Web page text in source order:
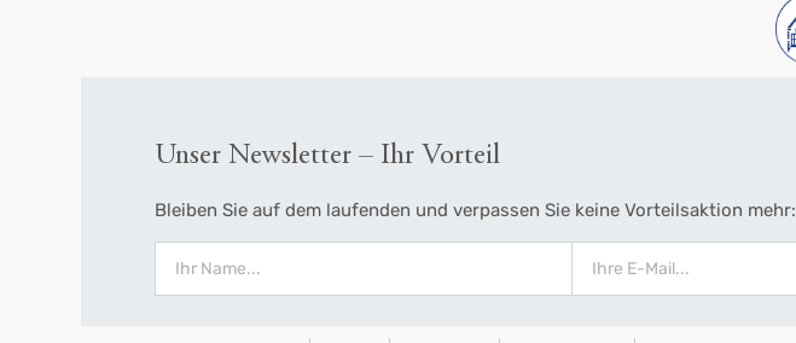
Unser Newsletter – Ihr Vorteil
Bleiben Sie auf dem laufenden und verpassen Sie keine Vorteilsaktion mehr: